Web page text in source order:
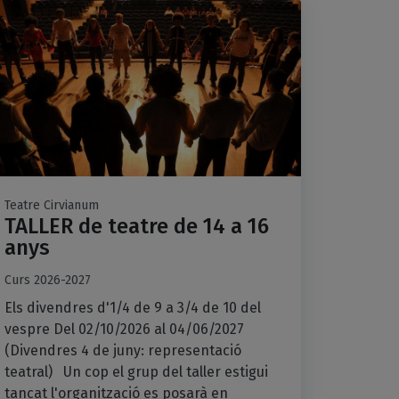
Teatre Cirvianum
TALLER de teatre de 14 a 16
anys
Curs 2026-2027
Els divendres d'1/4 de 9 a 3/4 de 10 del
vespre Del 02/10/2026 al 04/06/2027
(Divendres 4 de juny: representació
teatral) Un cop el grup del taller estigui
tancat l'organització es posarà en